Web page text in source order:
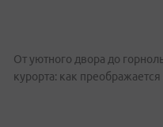
От уютного двора до
курорта: как